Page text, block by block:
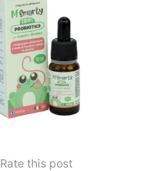
Rate this post